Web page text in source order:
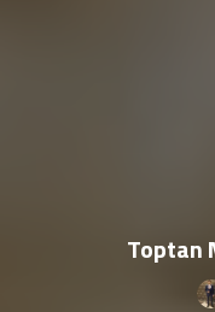
Toptan